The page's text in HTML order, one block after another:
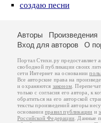
создаю песни
Авторы Произведения
Вход для авторов
О
Портал Стихи.ру предоставляет
свободной публикации своих
сети Интернет на основании
Все авторские права на
и охраняются законом .
только с согласия его автора, к
обратиться на его авторской
тексты произведений авторы
основанииправил публикации и
Российской Федерации . Данные